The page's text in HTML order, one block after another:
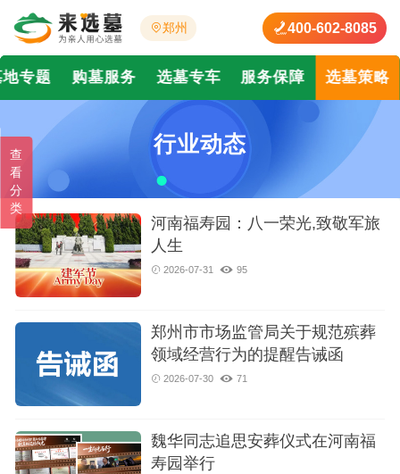
郑州 400-602-8085
地专题 购墓服务 选墓专车 服务保障 选墓策略
行业动态
查
看
分
类
河南福寿园：八一荣光,致敬军旅
人生
2026-07-31 95
郑州市市场监管局关于规范殡葬
领域经营行为的提醒告诫函‌
2026-07-30 71
魏华同志追思安葬仪式在河南福
寿园举行